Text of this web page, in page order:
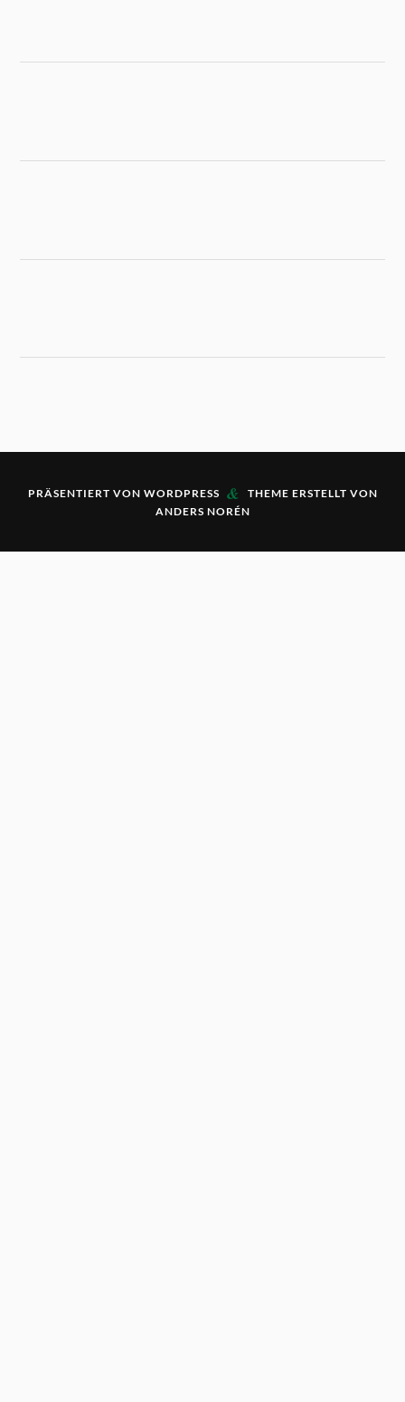
PRÄSENTIERT VON WORDPRESS &
THEME ERSTELLT VON
ANDERS NORÉN